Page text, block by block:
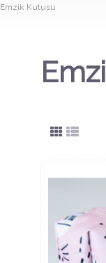
Emzik Kutusu